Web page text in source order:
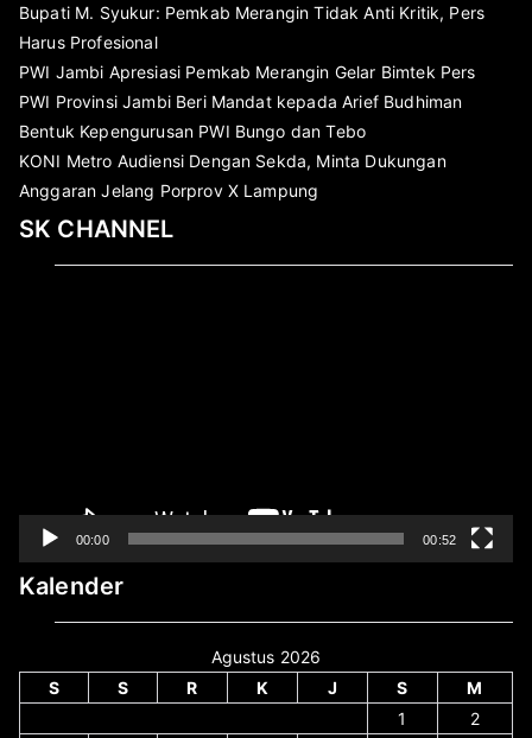
Bupati M. Syukur: Pemkab Merangin Tidak Anti Kritik, Pers
Harus Profesional
PWI Jambi Apresiasi Pemkab Merangin Gelar Bimtek Pers
PWI Provinsi Jambi Beri Mandat kepada Arief Budhiman
Bentuk Kepengurusan PWI Bungo dan Tebo
KONI Metro Audiensi Dengan Sekda, Minta Dukungan
Anggaran Jelang Porprov X Lampung
SK CHANNEL
00:00 00:52
Kalender
Agustus 2026
S
S R K J S
M
1
2